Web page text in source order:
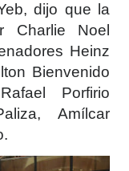
dijo que la
Charlie Noel
Heinz
Bienvenido
Porfirio
Amílcar